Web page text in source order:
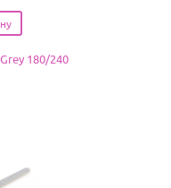
180/240